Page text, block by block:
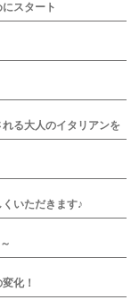
スタート
る大人のイタリアンを
いただきます♪
化！